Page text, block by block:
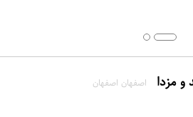
و مزدا اصفهان اصفهان